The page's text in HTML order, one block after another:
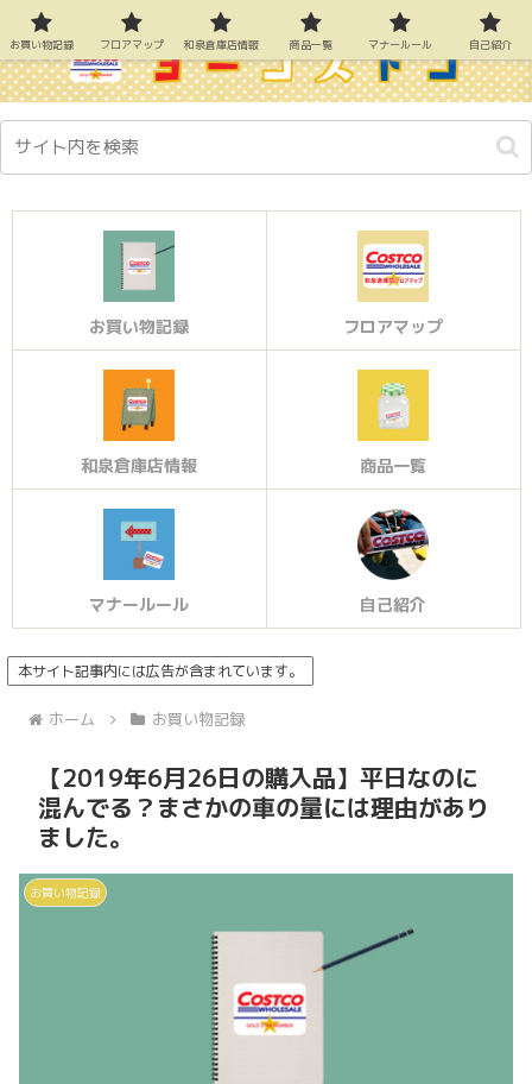
お買い物記録 フロアマップ
和泉倉庫店情報 商品一覧
マナールール 自己紹介
本サイト記事内には広告が含まれています。
ホーム お買い物記録
【2019年6月26日の購入品】平日なのに
混んでる？まさかの車の量には理由があり
ました。
お買い物記録
お買い物記録 フロアマップ 和泉倉庫店情報 商品一覧 マナールール 自己紹介